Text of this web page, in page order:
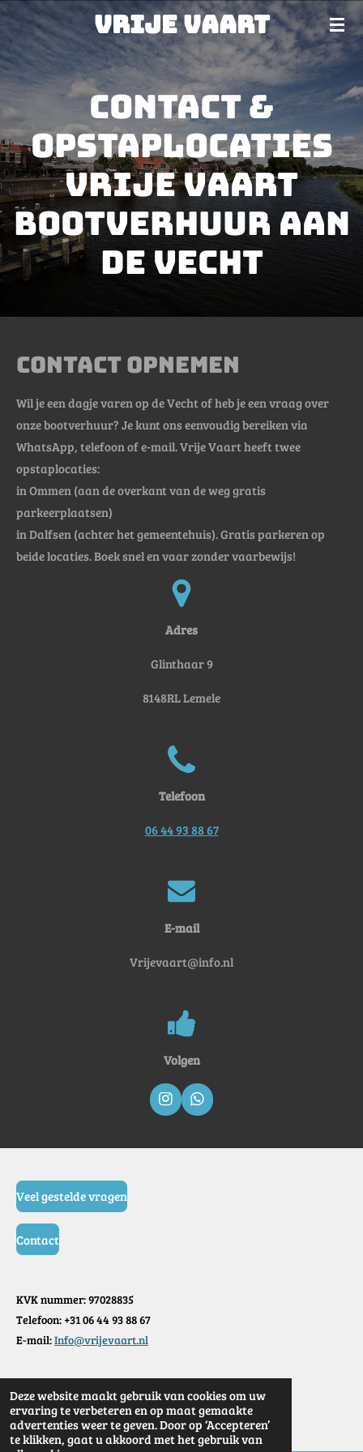
Deze website maakt gebruik van cookies om uw
ervaring te verbeteren en op maat gemaakte
advertenties weer te geven. Door op ‘Accepteren’
te klikken, gaat u akkoord met het gebruik van
Ga
direct
naar
de
hoofdinhoud
VRIJE VAART
Contact &
opstaplocaties
Vrije Vaart
Bootverhuur aan
de Vecht
Contact opnemen
Wil je een dagje varen op de Vecht of heb je een vraag over
onze bootverhuur? Je kunt ons eenvoudig bereiken via
WhatsApp, telefoon of e-mail. Vrije Vaart heeft twee
opstaplocaties:
in Ommen (aan de overkant van de weg gratis
parkeerplaatsen)
in Dalfsen (achter het gemeentehuis). Gratis parkeren op
beide locaties. Boek snel en vaar zonder vaarbewijs!
Adres
Glinthaar 9
8148RL Lemele
Telefoon
06 44 93 88 67
E-mail
Vrijevaart@info.nl
Volgen
I
n
t
W
h
t
Veel gestelde vragen
Contact
KVK nummer: 97028835
Telefoon: +31 06 44 93 88 67
E-mail:Info@vrijevaart.nl
© 2025 Vrije vaart